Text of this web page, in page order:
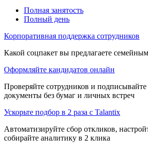
Полная занятость
Полный день
Корпоративная поддержка сотрудников
Какой соцпакет вы предлагаете
Оформляйте кандидатов онлайн
Проверяйте сотрудников и
документы без бумаг и личных встреч
Ускорьте подбор в 2 раза с Talantix
Автоматизируйте сбор откликов,
собирайте аналитику в 2 клика